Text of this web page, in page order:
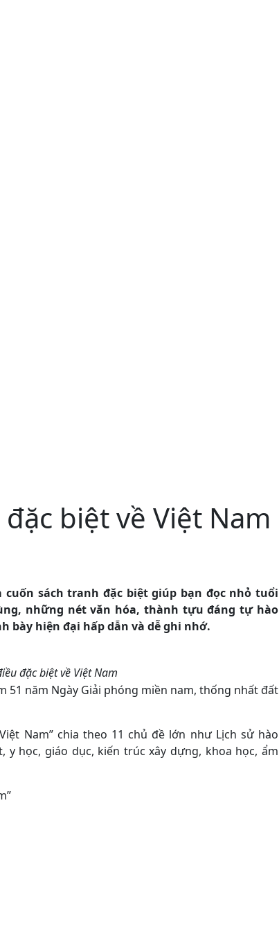
biệt về Việt Nam
cuốn sách tranh đặc biệt giúp bạn đọc nhỏ tuổi
những nét văn hóa, thành tựu đáng tự hào
bày hiện đại hấp dẫn và dễ ghi nhớ.
đặc biệt về Việt Nam
51 năm Ngày Giải phóng miền nam, thống nhất đất
Nam” chia theo 11 chủ đề lớn như Lịch sử hào
y học, giáo dục, kiến trúc xây dựng, khoa học, ẩm